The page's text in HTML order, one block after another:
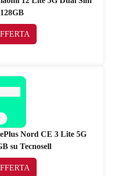
Nord CE 3 Lite 5G
su Tecnosell